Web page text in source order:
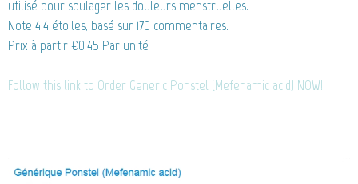
utilisé pour soulager les douleurs menstruelles.
Note 4.4 étoiles, basé sur 170 commentaires.
Prix à partir€0.45 Par unité
Follow this link to Order Generic Ponstel (Mefenamic acid) NOW!